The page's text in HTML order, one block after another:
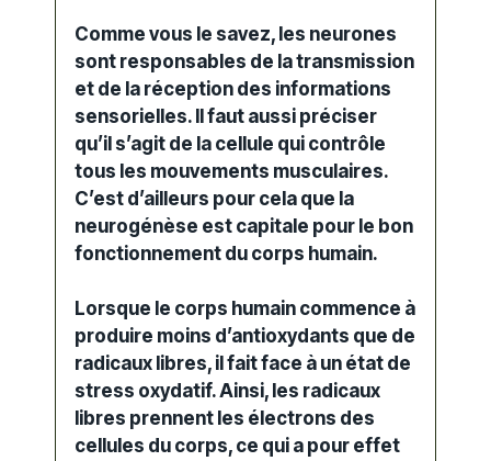
Comme vous le savez, les neurones
sont responsables de la transmission
et de la réception des informations
sensorielles. Il faut aussi préciser
qu’il s’agit de la cellule qui contrôle
tous les mouvements musculaires.
C’est d’ailleurs pour cela que la
neurogénèse est capitale pour le bon
fonctionnement du corps humain.
Lorsque le corps humain commence à
produire moins d’antioxydants que de
radicaux libres, il fait face à un état de
stress oxydatif. Ainsi, les radicaux
libres prennent les électrons des
cellules du corps, ce qui a pour effet